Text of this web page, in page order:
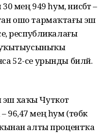
мең 949 һум, нисбәт –
ошо тармаҡтағы эш
республикалағы
уҡытыусыныҡы
52-се урынды биләй.
хаҡы Чуткот
96,47 мең һум (төбәк
алты процентҡа